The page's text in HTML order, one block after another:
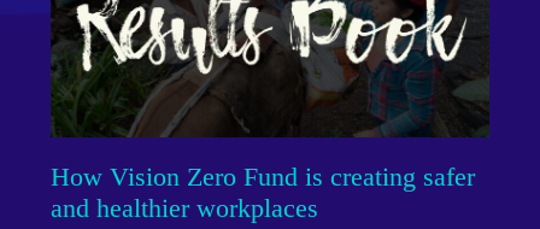
How Vision Zero Fund is creating safer
and healthier workplaces